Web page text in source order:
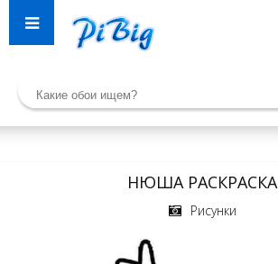
НЮША РАСКРАСКА
Рисунки